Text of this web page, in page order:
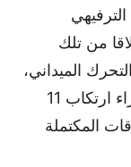
من تلك
الميداني،
لتكشف عن وجود تنظيم هيكلي يقف وراء ارتكاب 11
المكتملة